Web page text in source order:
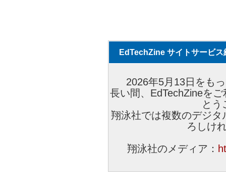
EdTechZine サイトサービス
2026年5月13日をも
長い間、EdTechZineを
とう
翔泳社では複数のデジ
ろしけ
翔泳社のメディア：